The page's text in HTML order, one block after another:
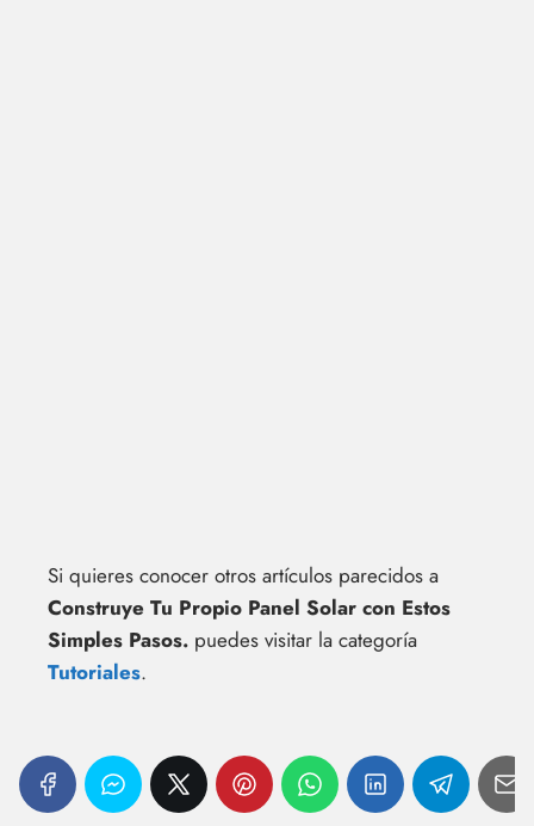
Si quieres conocer otros artículos parecidos a
Construye Tu Propio Panel Solar con Estos
Simples Pasos. puedes visitar la categoría
Tutoriales.